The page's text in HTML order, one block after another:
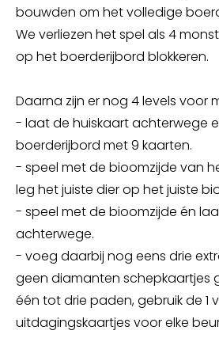
bouwden om het volledige
We verliezen het spel als 4
op het boerderijbord blokkeren.
Daarna zijn er nog 4 levels voor
- laat de huiskaart achterwege
boerderijbord met 9 kaarten.
- speel met de bioomzijde van
leg het juiste dier op het juiste
- speel met de bioomzijde én
achterwege.
- voeg daarbij nog eens drie
geen diamanten schepkaartjes
één tot drie paden, gebruik de 1
uitdagingskaartjes voor elke